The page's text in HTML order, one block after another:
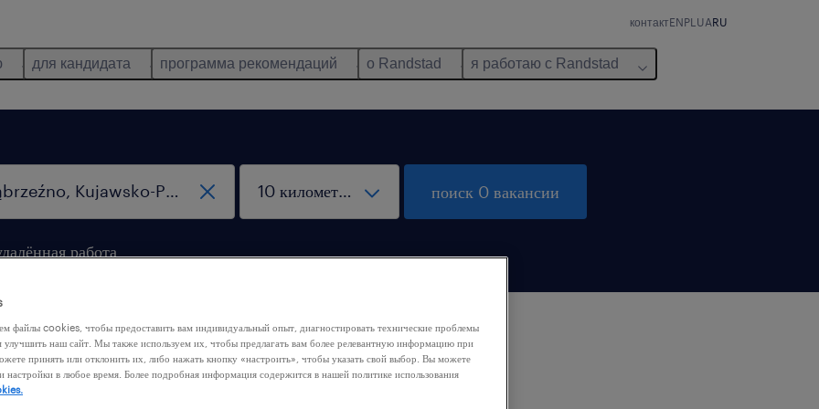
контактENPL UARU
для кандидата программа рекомендаций о Randstad я работаю с Randstad
работа
поиск 0 вакансии
никакой работы с этими фильтрами. Попробуйте
файлы cookies, чтобы предоставить вам индивидуальный опыт, диагностировать технические проблемы
наш сайт. Мы также используем их, чтобы предлагать вам более релевантную информацию при
принять или отклонить их, либо нажать кнопку «настроить», чтобы указать свой выбор. Вы можете
настройки в любое время. Более подробная информация содержится в нашей политике использования